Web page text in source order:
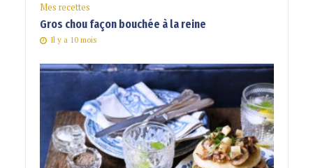
Mes recettes
Gros chou façon bouchée à la reine
Il y a 10 mois